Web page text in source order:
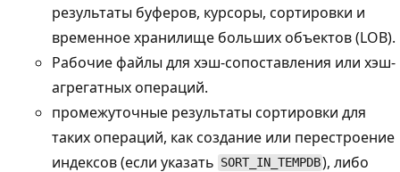
результаты буферов, курсоры, сортировки и
временное хранилище больших объектов (LOB).
Рабочие файлы для хэш-сопоставления или хэш-
агрегатных операций.
промежуточные результаты сортировки для
таких операций, как создание или перестроение
индексов (если указать SORT_IN_TEMPDB), либо